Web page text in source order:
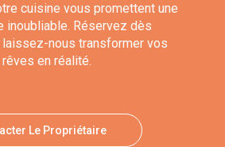
cuisine vous promettent une
inoubliable. Réservez dès
laissez-nous transformer vos
rêves en réalité.
Le Propriétaire